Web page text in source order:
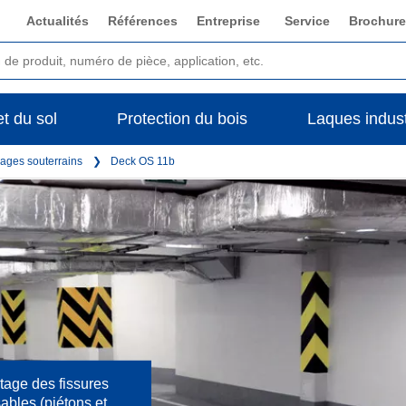
Actualités Références Entreprise Service
du sol Protection du bois Laques
souterrains Deck OS 11b
des fissures
(piétons et